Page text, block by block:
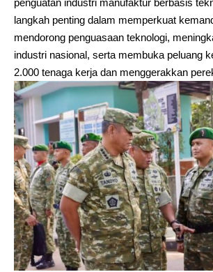
langkah penting dalam memperkuat
mendorong penguasaan teknologi,
industri nasional, serta membuka peluang
2.000 tenaga kerja dan menggerakkan